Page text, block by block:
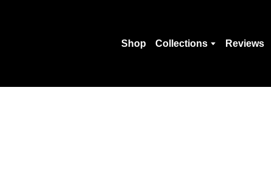
Shop Collections Reviews